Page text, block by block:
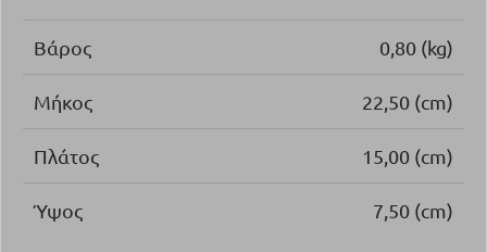
Βάρος 0,80 (kg)
Μήκος 22,50 (cm)
Πλάτος 15,00 (cm)
Ύψος 7,50 (cm)